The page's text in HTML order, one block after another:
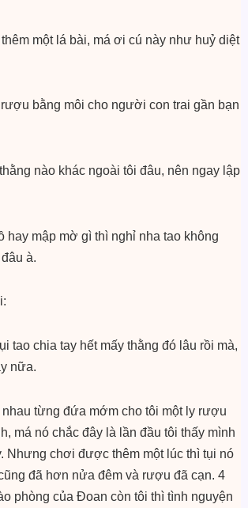
một lá bài, má ơi cú này như huỷ diệt
bằng môi cho người con trai gần bạn
nào khác ngoài tôi đâu, nên ngay lập
hay mập mờ gì thì nghỉ nha tao không
à.
tao chia tay hết mấy thằng đó lâu rồi mà,
nữa.
từng đứa mớm cho tôi một ly rượu
má nó chắc đây là lần đầu tôi thấy mình
Nhưng chơi được thêm một lúc thì tụi nó
đã hơn nửa đêm và rượu đã cạn. 4
phòng của Đoan còn tôi thì tình nguyện